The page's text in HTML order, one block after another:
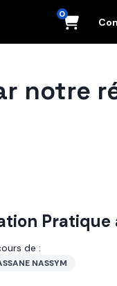
0
notre
Pratique
de :
NASSYM